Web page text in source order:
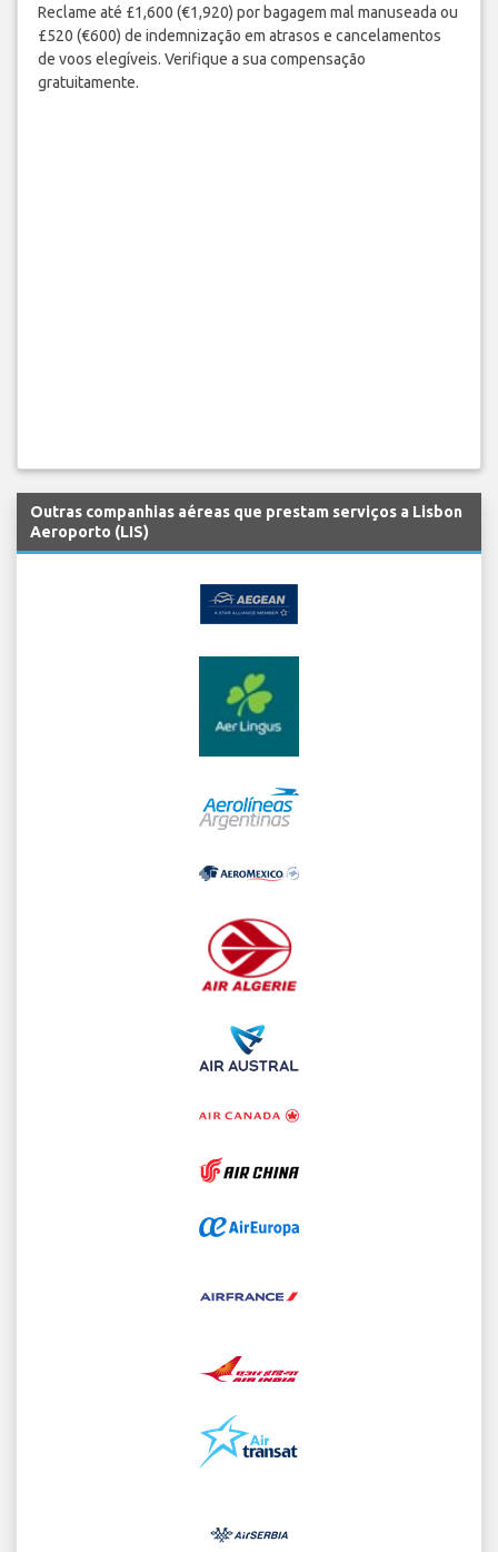
Reclame até £1,600 (€1,920) por bagagem mal manuseada ou
£520 (€600) de indemnização em atrasos e cancelamentos
de voos elegíveis. Verifique a sua compensação
gratuitamente.
Outras companhias aéreas que prestam serviços a Lisbon
Aeroporto (LIS)